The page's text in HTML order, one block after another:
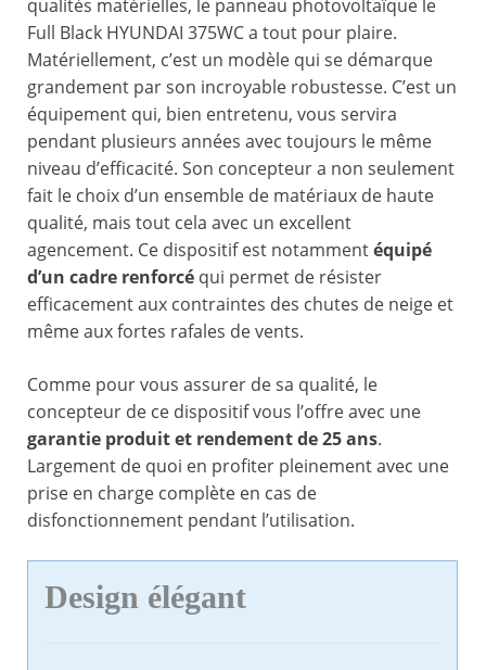
qualités matérielles, le panneau photovoltaïque le
Full Black HYUNDAI 375WC a tout pour plaire.
Matériellement, c’est un modèle qui se démarque
grandement par son incroyable robustesse. C’est un
équipement qui, bien entretenu, vous servira
pendant plusieurs années avec toujours le même
niveau d’efficacité. Son concepteur a non seulement
fait le choix d’un ensemble de matériaux de haute
qualité, mais tout cela avec un excellent
agencement. Ce dispositif est notammentéquipé
d’un cadre renforcé qui permet de résister
efficacement aux contraintes des chutes de neige et
même aux fortes rafales de vents.
Comme pour vous assurer de sa qualité, le
concepteur de ce dispositif vous l’offre avec une
garantie produit et rendement de 25 ans.
Largement de quoi en profiter pleinement avec une
prise en charge complète en cas de
disfonctionnement pendant l’utilisation.
Design élégant